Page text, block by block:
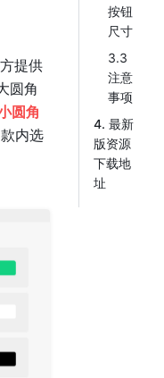
提供
圆角
圆角
内选
按钮
尺寸
3.3
注意
事项
4. 最新
版资源
下载地
址